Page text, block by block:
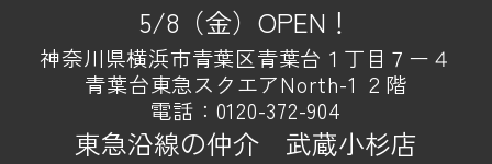
5/8（金）OPEN！
神奈川県横浜市青葉区青葉台１丁目７ー４
青葉台東急スクエアNorth-1 ２階
電話： 0120-372-904
東急沿線の仲介 武蔵小杉店